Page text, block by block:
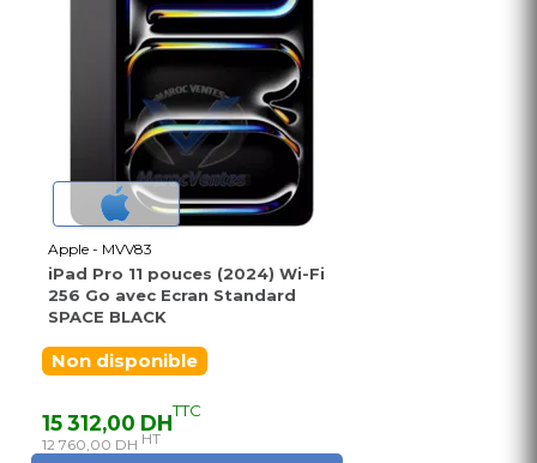
Apple - MVV83
iPad Pro 11 pouces (2024) Wi-Fi
256 Go avec Ecran Standard
SPACE BLACK
Non disponible
15 312,00 DHTTC
12 760,00 DH HT